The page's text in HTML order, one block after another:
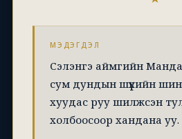
МЭДЭГДЭЛ
Сэлэнгэ аймгийн
сум дундын шүүхийн
хуудас руу шилжсэн
холбоосоор хандана уу.